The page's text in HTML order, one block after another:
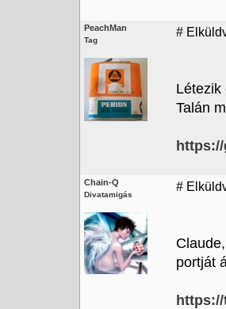
PeachMan
Tag
#
Létezik
Talán
Chain-Q
Divatamigás
#
portját